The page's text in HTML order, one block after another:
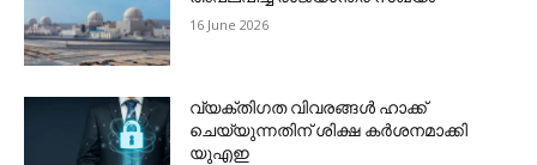
16 June 2026
വ്യക്തിഗത വിവരങ്ങള്‍ ഹാക്ക്
ചെയ്യുന്നതിന് ശിക്ഷ കര്‍ശനമാക്കി
യുഎഇ